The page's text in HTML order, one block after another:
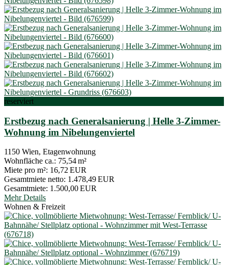
reserviert
Erstbezug nach Generalsanierung | Helle 3-Zimmer-
Wohnung im Nibelungenviertel
1150 Wien, Etagenwohnung
Wohnfläche ca.: 75,54 m²
Miete pro m²: 16,72 EUR
Gesamtmiete netto: 1.478,49 EUR
Gesamtmiete: 1.500,00 EUR
Mehr Details
Wohnen & Freizeit